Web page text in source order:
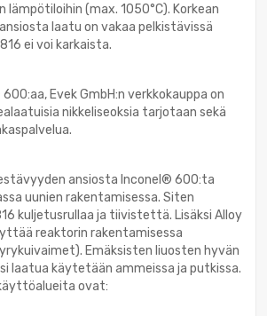
lämpötiloihin (max. 1050°C). Korkean
laatu on vakaa pelkistävissä
ei voi karkaista.
Evek GmbH:n verkkokauppa on
nikkeliseoksia tarjotaan sekä
ansiosta Inconel® 600:ta
uunien rakentamisessa. Siten
kuljetusrullaa ja tiivistettä. Lisäksi Alloy
reaktorin rakentamisessa
Emäksisten liuosten hyvän
laatua käytetään ammeissa ja putkissa.
ovat: